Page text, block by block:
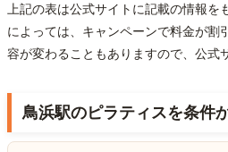
上記の表は公式サイトに記載の情報を
によっては、キャンペーンで料金が割
容が変わることもありますので、公式
鳥浜駅のピラティスを条件